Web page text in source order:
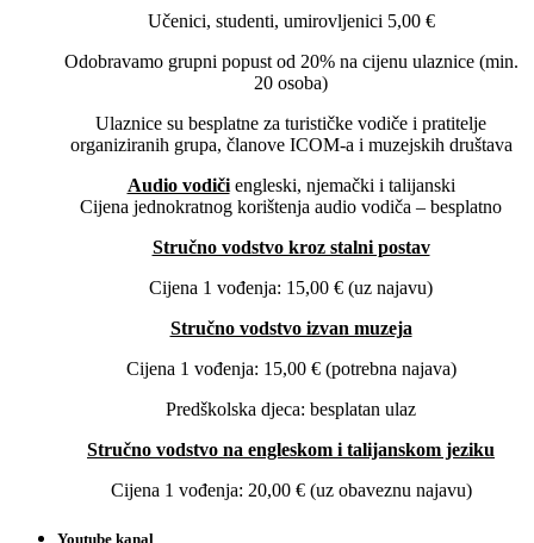
Učenici, studenti, umirovljenici 5,00 €
Odobravamo grupni popust od 20% na cijenu ulaznice (min.
20 osoba)
Ulaznice su besplatne za turističke vodiče i pratitelje
organiziranih grupa, članove ICOM-a i muzejskih društava
Audio vodičiengleski, njemački i talijanski
Cijena jednokratnog korištenja audio vodiča – besplatno
Stručno vodstvo kroz stalni postav
Cijena 1 vođenja: 15,00 € (uz najavu)
Stručno vodstvo izvan muzeja
Cijena 1 vođenja: 15,00 € (potrebna najava)
Predškolska djeca: besplatan ulaz
Stručno vodstvo na engleskom i talijanskom jeziku
Cijena 1 vođenja: 20,00 € (uz obaveznu najavu)
Youtube kanal